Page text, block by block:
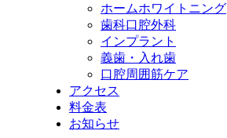
ホームホワイトニング
歯科口腔外科
インプラント
義歯・入れ歯
口腔周囲筋ケア
アクセス
料金表
お知らせ